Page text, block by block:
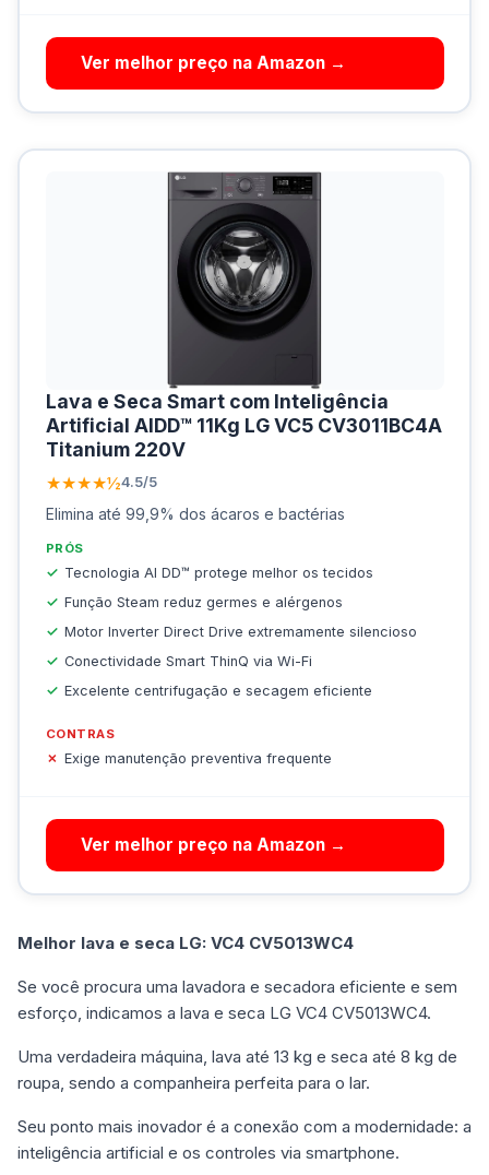
Ver melhor preço na Amazon →
Lava e Seca Smart com Inteligência
Artificial AIDD™ 11Kg LG VC5 CV3011BC4A
Titanium 220V
★★★★½4.5/5
Elimina até 99,9% dos ácaros e bactérias
PRÓS
Tecnologia AI DD™ protege melhor os tecidos
Função Steam reduz germes e alérgenos
Motor Inverter Direct Drive extremamente silencioso
Conectividade Smart ThinQ via Wi-Fi
Excelente centrifugação e secagem eficiente
CONTRAS
Exige manutenção preventiva frequente
Ver melhor preço na Amazon →
Melhor lava e seca LG: VC4 CV5013WC4
Se você procura uma lavadora e secadora eficiente e sem
esforço, indicamos a lava e seca LG VC4 CV5013WC4.
Uma verdadeira máquina, lava até 13 kg e seca até 8 kg de
roupa, sendo a companheira perfeita para o lar.
Seu ponto mais inovador é a conexão com a modernidade: a
inteligência artificial e os controles via smartphone.